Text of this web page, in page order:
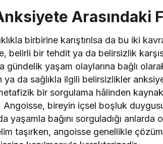
Arasındaki
birbirine karıştırılsa da bu iki
belirli bir tehdit ya da belirsizlik
gündelik yaşam olaylarına bağlı
da sağlıkla ilgili belirsizlikler
bir sorgulama hâlinden
Angoisse, bireyin içsel boşluk
yaşamla bağını sorguladığı anlarda
taşırken, angoisse genellikle